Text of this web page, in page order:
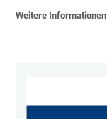
Weitere Informationen